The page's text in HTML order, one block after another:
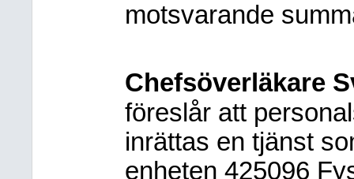
motsvarande
Chefsöverläkare
föreslår att
inrättas en tjänst
enheten 425096